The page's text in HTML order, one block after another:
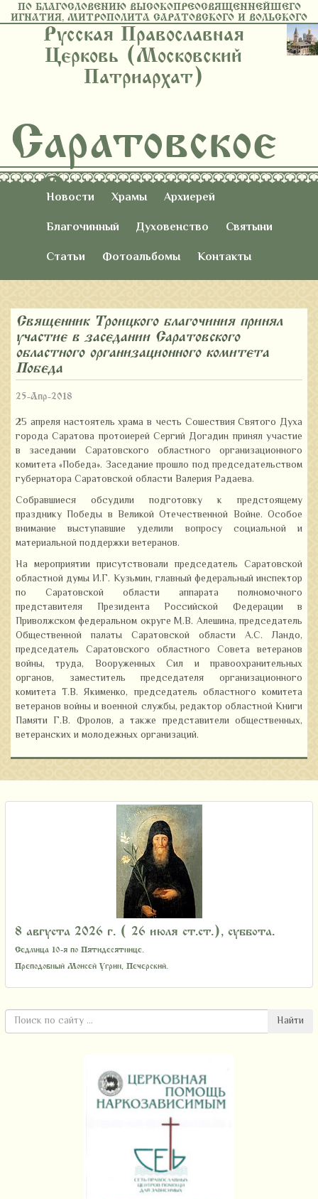
ПО БЛАГОСЛОВЕНИЮ ВЫСОКОПРЕОСВЯЩЕННЕЙШЕГО
ИГНАТИЯ, МИТРОПОЛИТА САРАТОВСКОГО И ВОЛЬСКОГО
Русская Православная
Церковь (Московский
Патриархат)
Саратовское
Восточное
Благочиние
Новости Храмы
Архиерей
Благочинный
Духовенство
Святыни
Статьи
Фотоальбомы Контакты
Священник Троицкого благочиния принял
участие в заседании Саратовского
областного организационного комитета
«Победа»
25-Апр-2018
25 апреля настоятель храма в честь Сошествия Святого Духа
города Саратова протоиерей Сергий Догадин принял участие
в заседании Саратовского областного организационного
комитета «Победа». Заседание прошло под председательством
губернатора Саратовской области Валерия Радаева.
Собравшиеся обсудили подготовку к предстоящему
празднику Победы в Великой Отечественной Войне. Особое
внимание выступавшие уделили вопросу социальной и
материальной поддержки ветеранов.
На мероприятии присутствовали председатель Саратовской
областной думы И.Г. Кузьмин, главный федеральный инспектор
по Саратовской области аппарата полномочного
представителя Президента Российской Федерации в
Приволжском федеральном округе М.В. Алешина, председатель
Общественной палаты Саратовской области А.С. Ландо,
председатель Саратовского областного Совета ветеранов
войны, труда, Вооруженных Сил и правоохранительных
органов, заместитель председателя организационного
комитета Т.В. Якименко, председатель областного комитета
ветеранов войны и военной службы, редактор областной Книги
Памяти Г.В. Фролов, а также представители общественных,
ветеранских и молодежных организаций.
8 августа 2026 г. ( 26 июля ст.ст.), суббота.
Седмица 10-я по Пятидесятнице.
Преподобный Моисей Угрин, Печерский.
Найти